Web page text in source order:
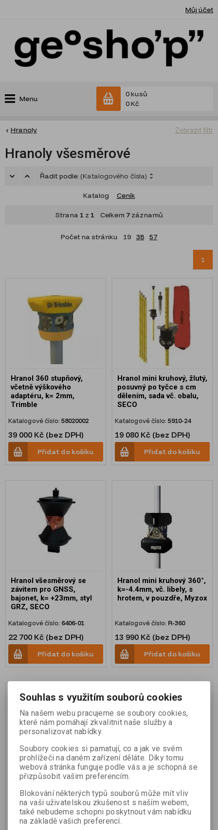
Můj účet
Menu
0 kusů
0 Kč
Zobrazit filtr
Hranoly
Hranoly všesměrové
Řadit podle: (Katalogového čísla)
Katalog Ceník
Strana 1 z 1 Celkem 7záznamů
Počet na stránku 19 38 57
1
Hranol 360 stupňový,
včetně výškového
adaptéru, k= 2mm,
Trimble
Katalogové číslo: 58020002
39 000 Kč (bez DPH)
Přidat do košíku
Hranol mini kruhový, žlutý,
posuvný po tyčce s cm
dělením, sada vč. obalu,
SECO
Katalogové číslo: 5910-24
19 080 Kč (bez DPH)
Přidat do košíku
Hranol všesměrový se
závitem pro GNSS,
bajonet, k= +23mm, styl
GRZ, SECO
Katalogové číslo: 6406-01
22 700 Kč (bez DPH)
Přidat do košíku
Hranol mini kruhový 360°,
k=-4.4mm, vč. libely, s
hrotem, v pouzdře, Myzox
Katalogové číslo: R-360
13 990 Kč (bez DPH)
Přidat do košíku
Hranol širokoúhlý 220°,
k=0, vč. libely, v pouzdře s
karabinou, Myzox
Katalogové číslo:Z-220
220°, k=0, vč. libely, v
pouzdře s karabinou,
Myzox
Katalogové číslo:
Souhlas s využitím souborů cookies
Na našem webu pracujeme se soubory cookies,
které nám pomáhají zkvalitnit naše služby a
personalizovat nabídky.
Soubory cookies si pamatují, co a jak ve svém
prohlížeči na daném zařízení děláte. Díky tomu
webová stránka funguje podle vás a je schopná se
přizpůsobit vašim preferencím.
Blokování některých typů souborů může mít vliv
na vaši uživatelskou zkušenost s naším webem,
také nebudeme schopni poskytnout vám nabídku
na základě vašich preferencí.